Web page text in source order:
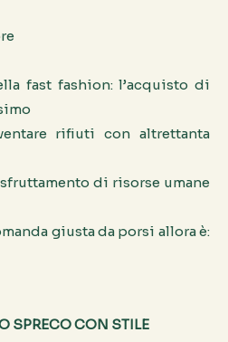
fast fashion: l’acquisto di
rifiuti con altrettanta
di risorse umane
giusta da porsi allora è:
SPRECO CON STILE